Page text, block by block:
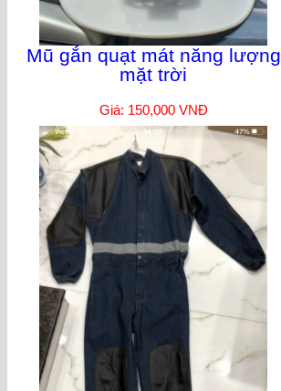
Mũ gắn quạt mát năng lượng
mặt trời
Giá: 150,000 VNĐ